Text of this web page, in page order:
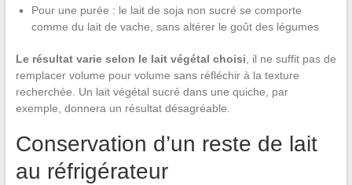
Pour une purée : le lait de soja non sucré se comporte
comme du lait de vache, sans altérer le goût des légumes
Le résultat varie selon le lait végétal choisi, il ne suffit pas de
remplacer volume pour volume sans réfléchir à la texture
recherchée. Un lait végétal sucré dans une quiche, par
exemple, donnera un résultat désagréable.
Conservation d’un reste de lait
au réfrigérateur